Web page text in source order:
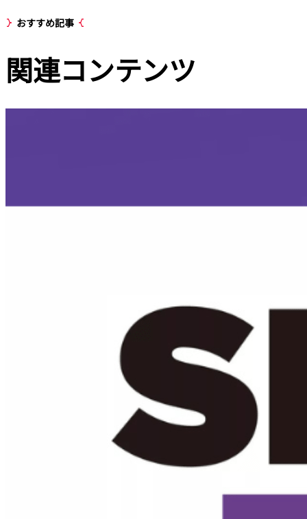
おすすめ記事
関連コンテンツ